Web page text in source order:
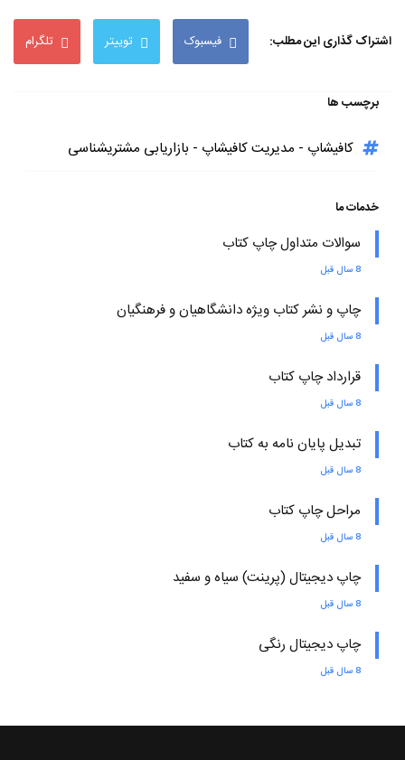
اشتراک گذاری این مطلب: فیسبوک توییتر تلگرام
برچسب ها
کافیشاپ - مدیریت کافیشاپ - بازاریابی مشتریشناسی
خدمات ما
سوالات متداول چاپ کتاب
8 سال قبل
چاپ و نشر کتاب ویژه دانشگاهیان و فرهنگیان
8 سال قبل
قرارداد چاپ کتاب
8 سال قبل
تبدیل پایان نامه به کتاب
8 سال قبل
مراحل چاپ کتاب
8 سال قبل
چاپ دیجیتال (پرینت) سیاه و سفید
8 سال قبل
چاپ دیجیتال رنگی
8 سال قبل